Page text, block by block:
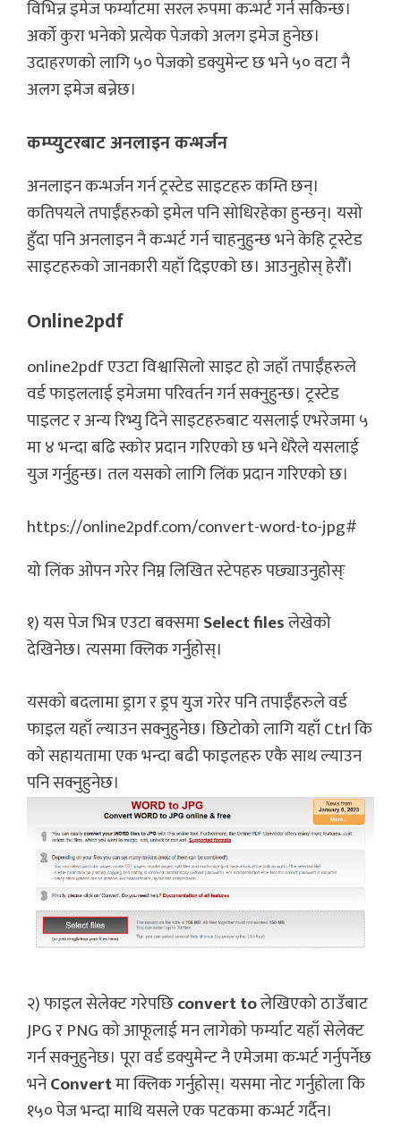
विभिन्न इमेज फर्म्याटमा सरल रुपमा कन्भर्ट गर्न सकिन्छ।
अर्को कुरा भनेको प्रत्येक पेजको अलग इमेज हुनेछ।
उदाहरणको लागि ५० पेजको डक्युमेन्ट छ भने ५० वटा नै
अलग इमेज बन्नेछ।
कम्प्युटरबाट अनलाइन कन्भर्जन
अनलाइन कन्भर्जन गर्न ट्रस्टेड साइटहरु कम्ति छन्।
कतिपयले तपाईँहरुको इमेल पनि सोधिरहेका हुन्छन्। यसो
हुँदा पनि अनलाइन नै कन्भर्ट गर्न चाहनुहुन्छ भने केहि ट्रस्टेड
साइटहरुको जानकारी यहाँ दिइएको छ। आउनुहोस् हेरौँ।
Online2pdf
online2pdf एउटा विश्वासिलो साइट हो जहाँ तपाईँहरुले
वर्ड फाइललाई इमेजमा परिवर्तन गर्न सक्नुहुन्छ। ट्रस्टेड
पाइलट र अन्य रिभ्यु दिने साइटहरुबाट यसलाई एभरेजमा ५
मा ४ भन्दा बढि स्कोर प्रदान गरिएको छ भने धेरैले यसलाई
युज गर्नुहुन्छ। तल यसको लागि लिंक प्रदान गरिएको छ।
https://online2pdf.com/convert-word-to-jpg#
यो लिंक ओपन गरेर निम्न लिखित स्टेपहरु पछ्याउनुहोस्ः
१) यस पेज भित्र एउटा बक्समाSelect filesलेखेको
देखिनेछ। त्यसमा क्लिक गर्नुहोस्।
यसको बदलामा ड्राग र ड्रप युज गरेर पनि तपाईँहरुले वर्ड
फाइल यहाँ ल्याउन सक्नुहुनेछ। छिटोको लागि यहाँ Ctrl कि
को सहायतामा एक भन्दा बढी फाइलहरु एकै साथ ल्याउन
पनि सक्नुहुनेछ।
२) फाइल सेलेक्ट गरेपछिconvert toलेखिएको ठाउँबाट
JPG र PNG को आफूलाई मन लागेको फर्म्याट यहाँ सेलेक्ट
गर्न सक्नुहुनेछ। पूरा वर्ड डक्युमेन्ट नै एमेजमा कन्भर्ट गर्नुपर्नेछ
भनेConvertमा क्लिक गर्नुहोस्। यसमा नोट गर्नुहोला कि
१५० पेज भन्दा माथि यसले एक पटकमा कन्भर्ट गर्दैन।